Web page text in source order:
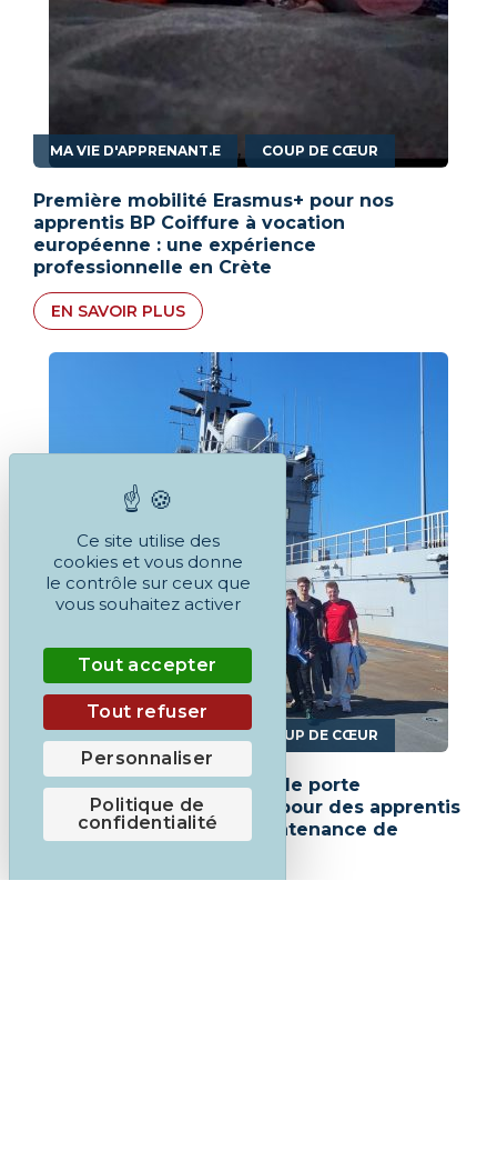
MA VIE D'APPRENANT.E , COUP DE CŒUR
Première mobilité Erasmus+ pour nos
apprentis BP Coiffure à vocation
européenne : une expérience
professionnelle en Crète
EN SAVOIR PLUS
MA VIE D'APPRENANT.E , COUP DE CŒUR
Semaine d’immersion sur le porte
hélicoptère « Le Mistral » pour des apprentis
en boulangerie et en maintenance de
Ce site utilise des
cookies et vous donne
le contrôle sur ceux que
vous souhaitez activer
Tout accepter
Tout refuser
Personnaliser
Politique de
confidentialité